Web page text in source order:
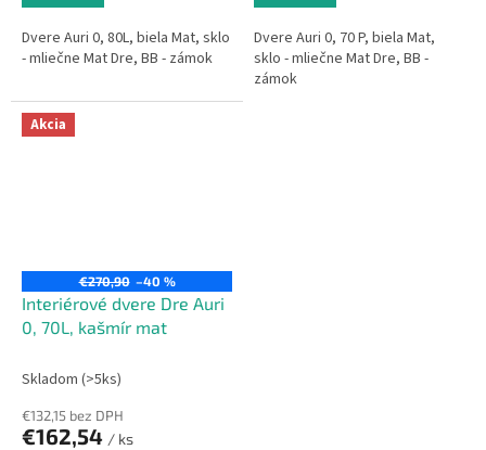
Dvere Auri 0, 80L, biela Mat, sklo
- mliečne Mat Dre, BB - zámok
Dvere Auri 0, 70 P, biela Mat,
sklo - mliečne Mat Dre, BB -
zámok
Akcia
€270,90 –40 %
Interiérové dvere Dre Auri
0, 70L, kašmír mat
Skladom (>5ks)
€132,15 bez DPH
€162,54 / ks